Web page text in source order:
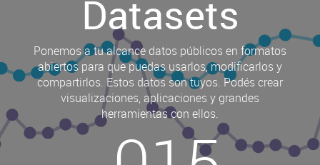
Datasets
Ponemos a tu alcance datos públicos en formatos
abiertos para que puedas usarlos, modificarlos y
compartirlos. Estos datos son tuyos. Podés crear
visualizaciones, aplicaciones y grandes
herramientas con ellos.